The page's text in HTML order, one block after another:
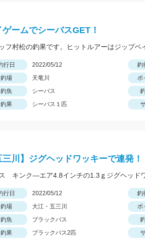
ペ
ゲームでシーバスGET！
行日 2022/05/12 釣
釣場
天竜川 ポ
釣魚
シーバス
釣果
シーバス１匹
三川】ジグヘッドワッキーで連発！
キンク―エア4.8インチの1.3ｇジグヘッド
行日 2022/05/12 釣
釣場
大江・五三川
ポ
釣魚
ブラックバス
釣果
ブラックバス2匹